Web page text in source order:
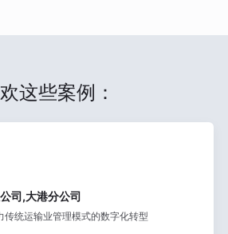
这些案例：
司,大港分公司
传统运输业管理模式的数字化转型